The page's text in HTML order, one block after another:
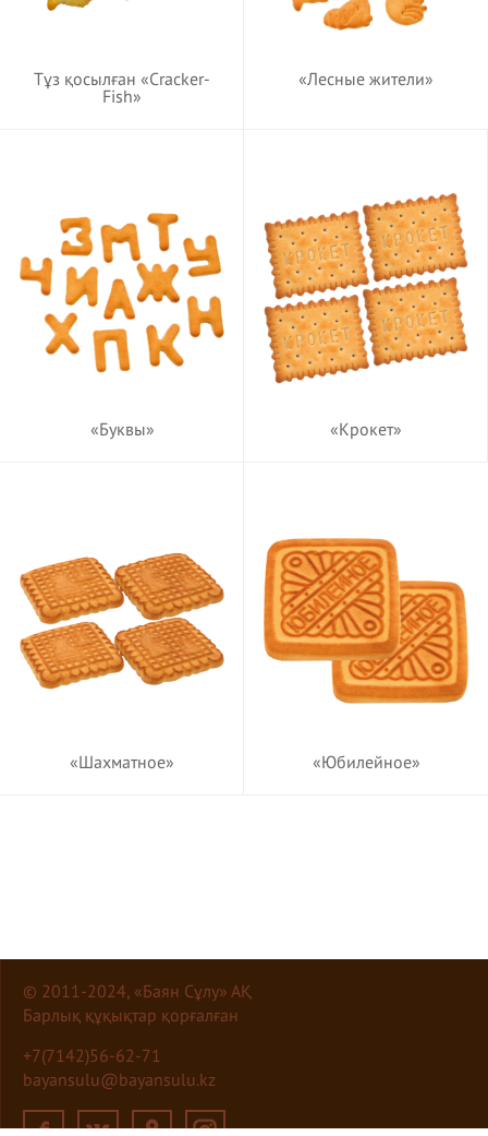
Тұз қосылған «Cracker-
Fish»
«Лесные жители»
«Буквы» «Крокет»
«Шахматное» «Юбилейное»
© 2011-2024, «Баян Сұлу» АҚ
Барлық құқықтар қорғалған
+7(7142)56-62-71
bayansulu@bayansulu.kz